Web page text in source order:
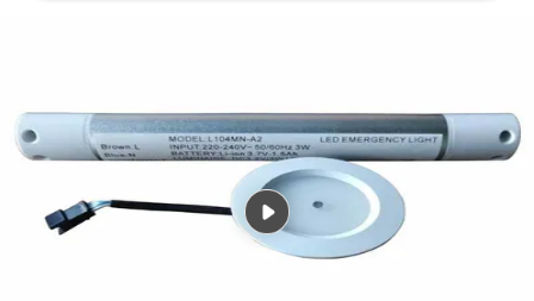
DATENSCHUTZRICHTLINIE